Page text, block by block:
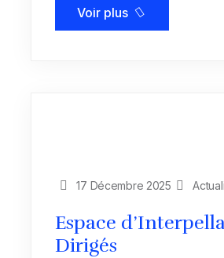
Voir plus
17 Décembre 2025
Espace
Dirigés